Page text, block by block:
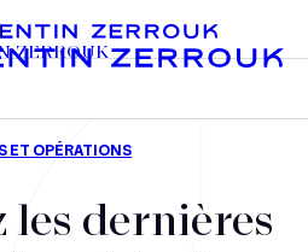
ZERROUK
stratégiques
les dernières